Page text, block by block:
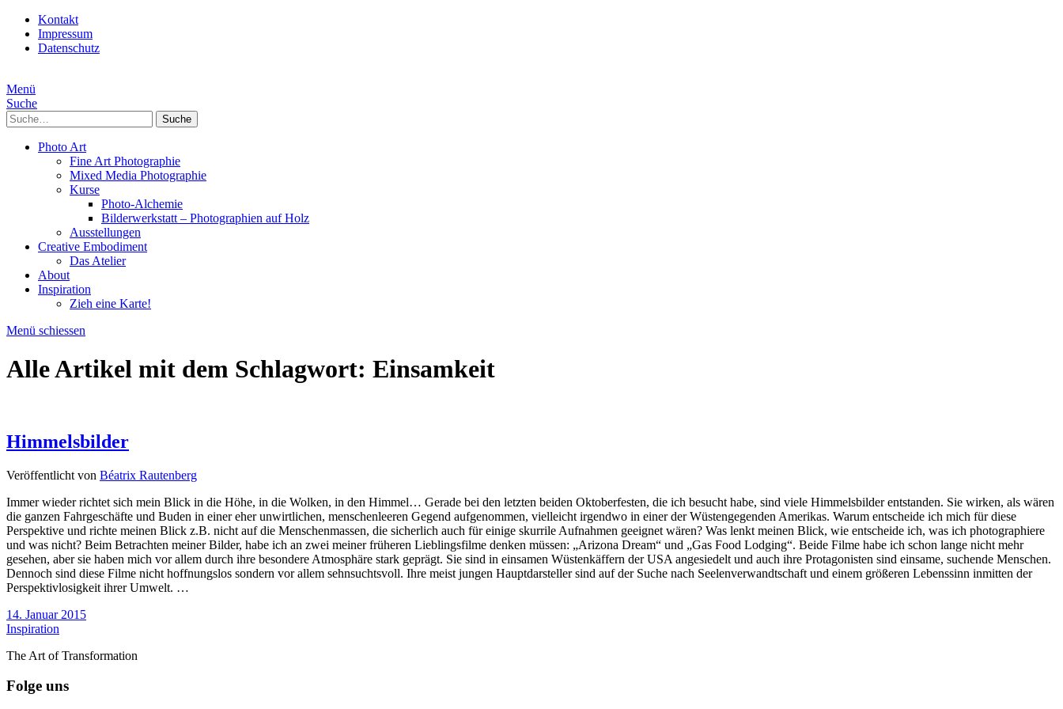
Kontakt
Impressum
Datenschutz
Menü
Suche
Suche
Photo Art
Fine Art Photographie
Mixed Media Photographie
Kurse
Photo-Alchemie
Bilderwerkstatt – Photographien auf Holz
Ausstellungen
Creative Embodiment
Das Atelier
About
Inspiration
Zieh eine Karte!
Menü schiessen
Alle Artikel mit dem Schlagwort: Einsamkeit
Himmelsbilder
Veröffentlicht von Béatrix Rautenberg
Immer wieder richtet sich mein Blick in die Höhe, in die Wolken, in den Himmel… Gerade bei den letzten beiden Oktoberfesten, die ich besucht habe, sind viele Himmelsbilder entstanden. Sie wirken, als wären
die ganzen Fahrgeschäfte und Buden in einer eher unwirtlichen, menschenleeren Gegend aufgenommen, vielleicht irgendwo in einer der Wüstengegenden Amerikas. Warum entscheide ich mich für diese
Perspektive und richte meinen Blick z.B. nicht auf die Menschenmassen, die sicherlich auch für einige skurrile Aufnahmen geeignet wären? Was lenkt meinen Blick, wie entscheide ich, was ich photographiere
und was nicht? Beim Betrachten meiner Bilder, habe ich an zwei meiner früheren Lieblingsfilme denken müssen: „Arizona Dream“ und „Gas Food Lodging“. Beide Filme habe ich schon lange nicht mehr
gesehen, aber sie haben mich vor allem durch ihre besondere Atmosphäre stark geprägt. Sie sind in einsamen Wüstenkäffern der USA angesiedelt und auch ihre Protagonisten sind einsame, suchende Menschen.
Dennoch sind diese Filme nicht hoffnungslos sondern vor allem sehnsuchtsvoll. Ihre meist jungen Hauptdarsteller sind auf der Suche nach Seelenverwandtschaft und einem größeren Lebenssinn inmitten der
Perspektivlosigkeit ihrer Umwelt. …
14. Januar 2015
Inspiration
The Art of Transformation
Folge uns